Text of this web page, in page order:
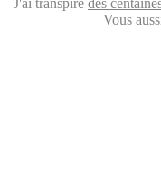
J'ai transpiré des
Vous